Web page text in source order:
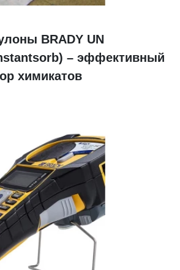
BRADY UN
– эффективный
химикатов